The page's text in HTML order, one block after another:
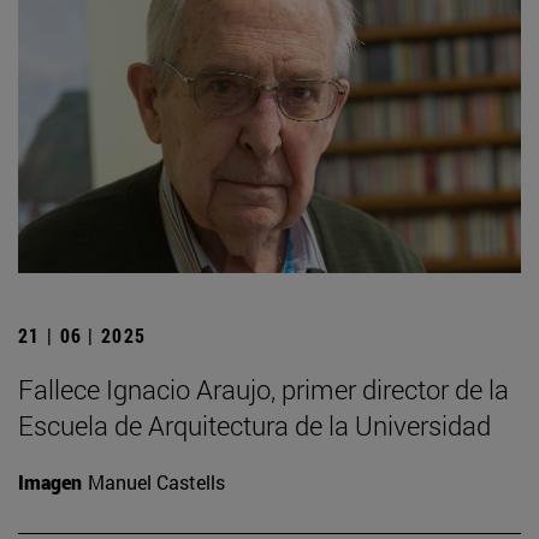
21 | 06 | 2025
Fallece Ignacio Araujo, primer director de la
Escuela de Arquitectura de la Universidad
Imagen Manuel Castells